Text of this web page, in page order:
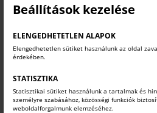
Beállítások kezelése
ELENGEDHETETLEN ALAPOK
Elengedhetetlen sütiket használunk az oldal
érdekében.
STATISZTIKA
Statisztikai sütiket használunk a tartalmak és
személyre szabásához, közösségi funkciók
weboldalforgalmunk elemzéséhez.
Lapozzon
A kiadvány pdf-ben is
/ckfinder/files/